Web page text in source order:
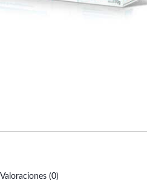
Valoraciones (0)